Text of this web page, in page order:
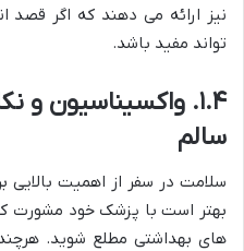
نیز ارائه می دهند که اگر قصد
تواند مفید باشد.
۱.۴. واکسیناسیون
سالم
سلامت در سفر از اهمیت بالایی
بهتر است با پزشک خود مشورت
های بهداشتی مطلع شوید.